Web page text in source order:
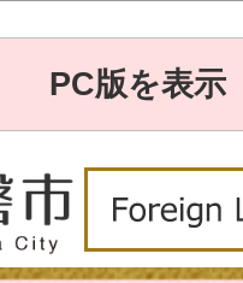
PC版を表示